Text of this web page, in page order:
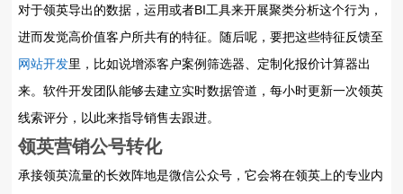
对于领英导出的数据，运用或者BI工具来开展聚类分析这个行为，
进而发觉高价值客户所共有的特征。随后呢，要把这些特征反馈至
网站开发里，比如说增添客户案例筛选器、定制化报价计算器出
来。软件开发团队能够去建立实时数据管道，每小时更新一次领英
线索评分，以此来指导销售去跟进。
领英营销公号转化
承接领英流量的长效阵地是微信公众号，它会将在领英上的专业内